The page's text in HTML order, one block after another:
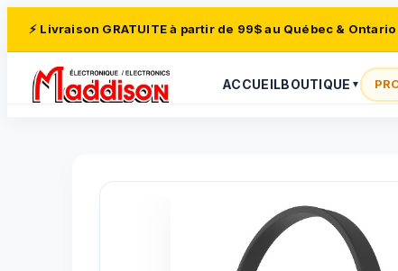
⚡ Livraison GRATUITE à partir de 99$ au Québec &
ACCUEILBOUTIQUE ▼